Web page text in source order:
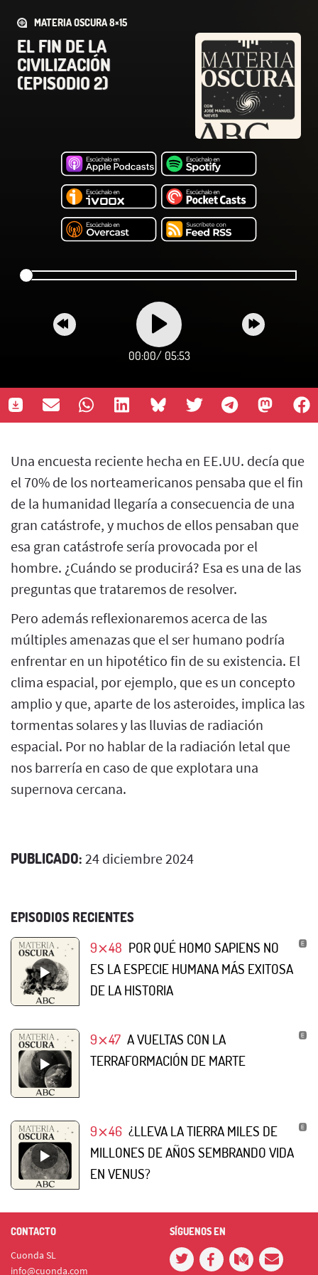
MATERIA OSCURA 8×15
EL FIN DE LA
CIVILIZACIÓN
(EPISODIO 2)
00:00/ 05:53
Una encuesta reciente hecha en EE.UU. decía que
el 70% de los norteamericanos pensaba que el fin
de la humanidad llegaría a consecuencia de una
gran catástrofe, y muchos de ellos pensaban que
esa gran catástrofe sería provocada por el
hombre. ¿Cuándo se producirá? Esa es una de las
preguntas que trataremos de resolver.
Pero además reflexionaremos acerca de las
múltiples amenazas que el ser humano podría
enfrentar en un hipotético fin de su existencia. El
clima espacial, por ejemplo, que es un concepto
amplio y que, aparte de los asteroides, implica las
tormentas solares y las lluvias de radiación
espacial. Por no hablar de la radiación letal que
nos barrería en caso de que explotara una
supernova cercana.
PUBLICADO: 24 diciembre 2024
EPISODIOS RECIENTES
9⨯48 POR QUÉ HOMO SAPIENS NO
ES LA ESPECIE HUMANA MÁS EXITOSA
DE LA HISTORIA
9⨯47 A VUELTAS CON LA
TERRAFORMACIÓN DE MARTE
9⨯46 ¿LLEVA LA TIERRA MILES DE
MILLONES DE AÑOS SEMBRANDO VIDA
EN VENUS?
CONTACTO
Cuonda SL
info@cuonda.com
SÍGUENOS EN